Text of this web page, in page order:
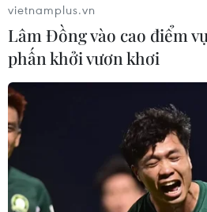
vietnamplus.vn
Lâm Đồng vào cao điểm
phấn khởi vươn khơi